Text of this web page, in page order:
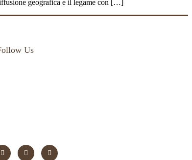
geografica e il legame con […]
Us